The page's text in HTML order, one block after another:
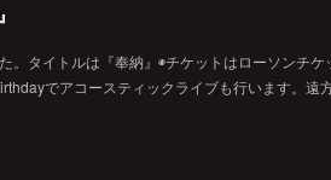
タイトルは『奉納』◉チケットはローソンチケ
でアコースティックライブも行います。遠